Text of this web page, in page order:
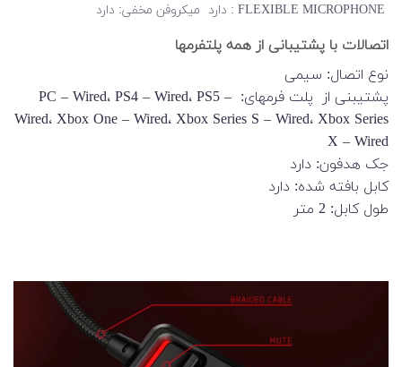
FLEXIBLE MICROPHONE : دارد میکروفن مخفی: دارد
اتصالات با پشتیبانی از همه پلتفرمها
نوع اتصال: سیمی
پشتیبنی از پلت فرمهای: PC – Wired، PS4 – Wired، PS5 –
Wired، Xbox One – Wired، Xbox Series S – Wired، Xbox Series
X – Wired
جک هدفون: دارد
کابل بافته شده: دارد
طول کابل: 2 متر